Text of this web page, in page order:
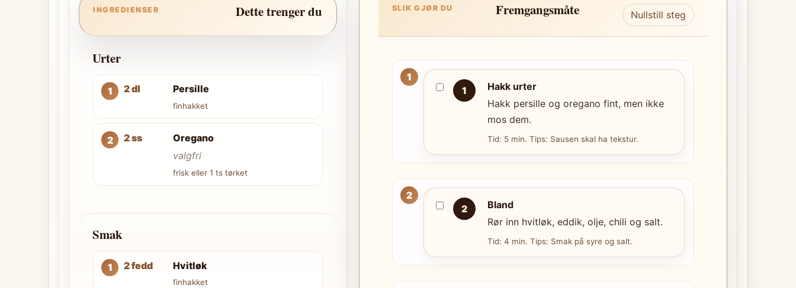
INGREDIENSER Dette trenger du
Urter
2 dl Persille
finhakket
2 ss
Oregano
valgfri
frisk eller 1 ts tørket
Smak
2 fedd Hvitløk
finhakket
SLIK GJØR DU Fremgangsmåte Nullstill steg
1
Hakk urter
Hakk persille og oregano fint, men ikke
mos dem.
Tid: 5 min. Tips: Sausen skal ha tekstur.
2
Bland
Rør inn hvitløk, eddik, olje, chili og salt.
Tid: 4 min. Tips: Smak på syre og salt.